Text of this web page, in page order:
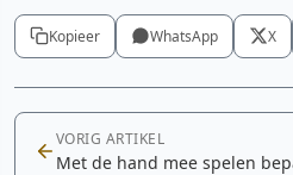
Kopieer WhatsApp X
VORIG ARTIKEL
Met de hand mee spelen